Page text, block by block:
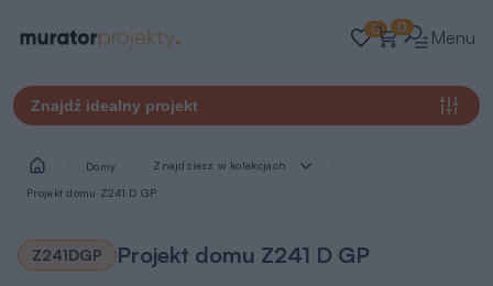
0 0 Menu
Znajdź idealny projekt
Domy Znajdziesz w kolekcjach
Projekt domu Z241 D GP
Z241DGP Projekt domu Z241 D GP